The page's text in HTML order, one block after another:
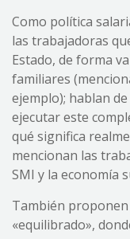
Como política
las trabajadoras
Estado, de forma
familiares
ejemplo); hablan
ejecutar este
qué significa
mencionan las
SMI y la economía
También
«equilibrado»,